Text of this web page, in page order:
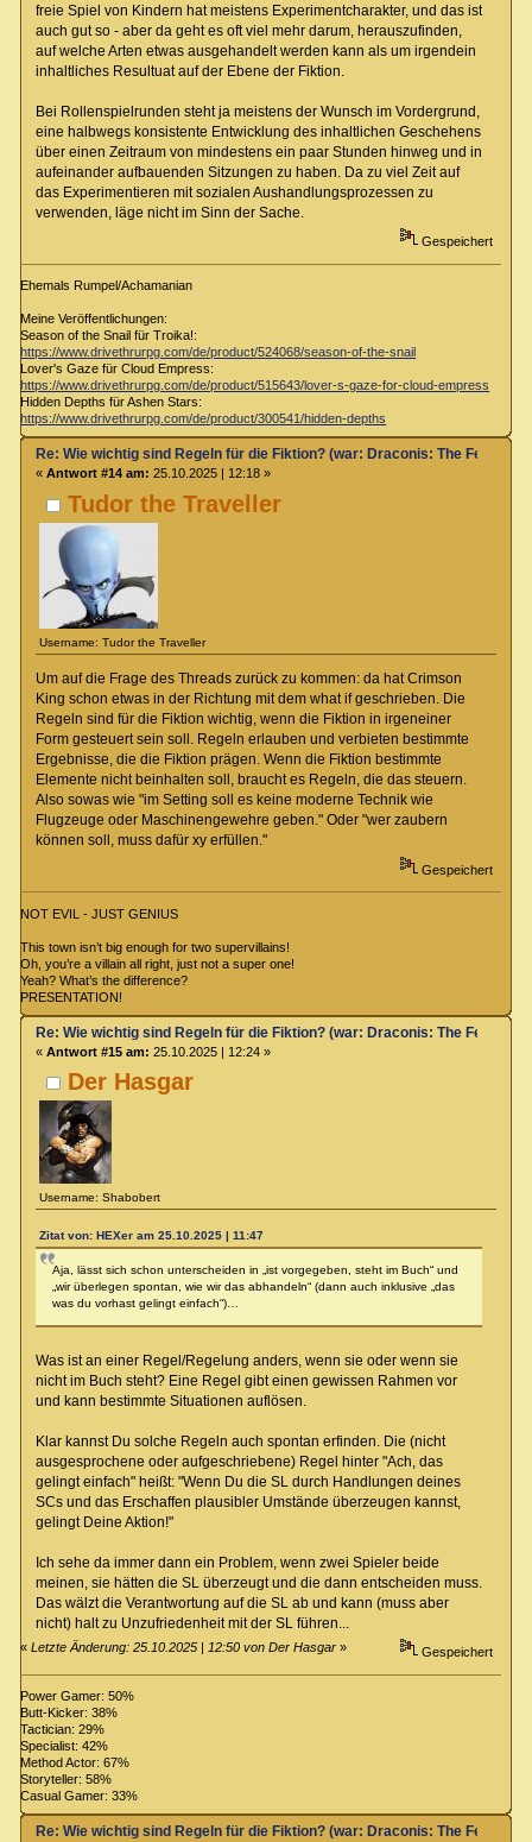
freie Spiel von Kindern hat meistens Experimentcharakter, und das ist
auch gut so - aber da geht es oft viel mehr darum, herauszufinden,
auf welche Arten etwas ausgehandelt werden kann als um irgendein
inhaltliches Resultuat auf der Ebene der Fiktion.
Bei Rollenspielrunden steht ja meistens der Wunsch im Vordergrund,
eine halbwegs konsistente Entwicklung des inhaltlichen Geschehens
über einen Zeitraum von mindestens ein paar Stunden hinweg und in
aufeinander aufbauenden Sitzungen zu haben. Da zu viel Zeit auf
das Experimentieren mit sozialen Aushandlungsprozessen zu
verwenden, läge nicht im Sinn der Sache.
Gespeichert
Ehemals Rumpel/Achamanian
Meine Veröffentlichungen:
Season of the Snail für Troika!:
https://www.drivethrurpg.com/de/product/524068/season-of-the-snail
Lover's Gaze für Cloud Empress:
https://www.drivethrurpg.com/de/product/515643/lover-s-gaze-for-cloud-empress
Hidden Depths für Ashen Stars:
https://www.drivethrurpg.com/de/product/300541/hidden-depths
Tudor the Traveller
Username: Tudor the Traveller
Re: Wie wichtig sind Regeln für die Fiktion? (war: Draconis: The Feel-
« Antwort #14 am: 25.10.2025 | 12:18 »
Um auf die Frage des Threads zurück zu kommen: da hat Crimson
King schon etwas in der Richtung mit dem what if geschrieben. Die
Regeln sind für die Fiktion wichtig, wenn die Fiktion in irgeneiner
Form gesteuert sein soll. Regeln erlauben und verbieten bestimmte
Ergebnisse, die die Fiktion prägen. Wenn die Fiktion bestimmte
Elemente nicht beinhalten soll, braucht es Regeln, die das steuern.
Also sowas wie "im Setting soll es keine moderne Technik wie
Flugzeuge oder Maschinengewehre geben." Oder "wer zaubern
können soll, muss dafür xy erfüllen."
Gespeichert
NOT EVIL - JUST GENIUS
This town isn’t big enough for two supervillains!
Oh, you’re a villain all right, just not a super one!
Yeah? What’s the difference?
PRESENTATION!
Der Hasgar
Username: Shabobert
Re: Wie wichtig sind Regeln für die Fiktion? (war: Draconis: The Feel-
« Antwort #15 am: 25.10.2025 | 12:24 »
Zitat von: HEXer am 25.10.2025 | 11:47
Aja, lässt sich schon unterscheiden in „ist vorgegeben, steht im Buch“ und
„wir überlegen spontan, wie wir das abhandeln“ (dann auch inklusive „das
was du vorhast gelingt einfach“)…
Was ist an einer Regel/Regelung anders, wenn sie oder wenn sie
nicht im Buch steht? Eine Regel gibt einen gewissen Rahmen vor
und kann bestimmte Situationen auflösen.
Klar kannst Du solche Regeln auch spontan erfinden. Die (nicht
ausgesprochene oder aufgeschriebene) Regel hinter "Ach, das
gelingt einfach" heißt: "Wenn Du die SL durch Handlungen deines
SCs und das Erschaffen plausibler Umstände überzeugen kannst,
gelingt Deine Aktion!"
Ich sehe da immer dann ein Problem, wenn zwei Spieler beide
meinen, sie hätten die SL überzeugt und die dann entscheiden muss.
Das wälzt die Verantwortung auf die SL ab und kann (muss aber
nicht) halt zu Unzufriedenheit mit der SL führen...
«Letzte Änderung: 25.10.2025 | 12:50 von Der Hasgar » Gespeichert
Power Gamer: 50%
Butt-Kicker: 38%
Tactician: 29%
Specialist: 42%
Method Actor: 67%
Storyteller: 58%
Casual Gamer: 33%
Re: Wie wichtig sind Regeln für die Fiktion? (war: Draconis: The Feel-